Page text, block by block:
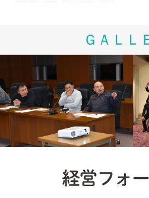
ＧＡＬＬ